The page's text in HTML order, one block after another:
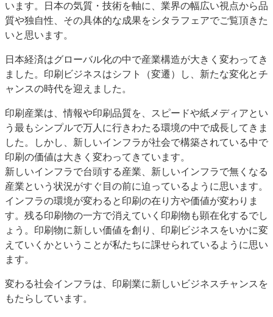
います。日本の気質・技術を軸に、業界の幅広い視点から品
質や独自性、その具体的な成果をシタラフェアでご覧頂きた
いと思います。
日本経済はグローバル化の中で産業構造が大きく変わってき
ました。印刷ビジネスはシフト（変遷）し、新たな変化とチ
ャンスの時代を迎えました。
印刷産業は、情報や印刷品質を、スピードや紙メディアとい
う最もシンプルで万人に行きわたる環境の中で成長してきま
した。しかし、新しいインフラが社会で構築されている中で
印刷の価値は大きく変わってきています。
新しいインフラで台頭する産業、新しいインフラで無くなる
産業という状況がすぐ目の前に迫っているように思います。
インフラの環境が変わると印刷の在り方や価値が変わりま
す。残る印刷物の一方で消えていく印刷物も顕在化するでし
ょう。印刷物に新しい価値を創り、印刷ビジネスをいかに変
えていくかということが私たちに課せられているように思い
ます。
変わる社会インフラは、印刷業に新しいビジネスチャンスを
もたらしています。